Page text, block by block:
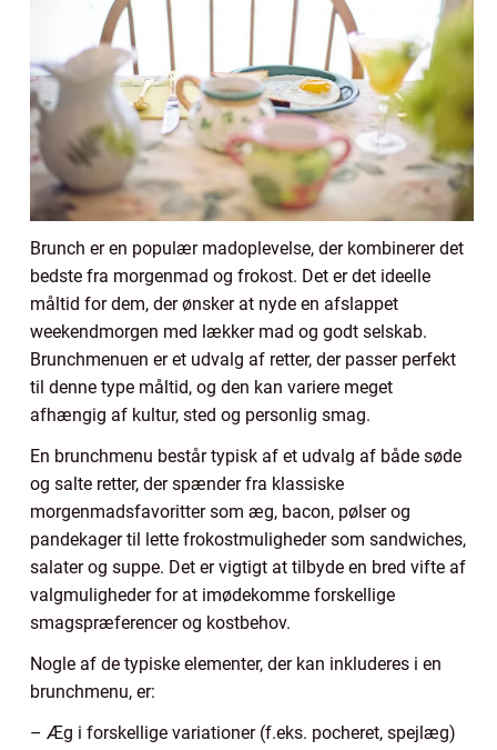
Brunch er en populær madoplevelse, der kombinerer det
bedste fra morgenmad og frokost. Det er det ideelle
måltid for dem, der ønsker at nyde en afslappet
weekendmorgen med lækker mad og godt selskab.
Brunchmenuen er et udvalg af retter, der passer perfekt
til denne type måltid, og den kan variere meget
afhængig af kultur, sted og personlig smag.
En brunchmenu består typisk af et udvalg af både søde
og salte retter, der spænder fra klassiske
morgenmadsfavoritter som æg, bacon, pølser og
pandekager til lette frokostmuligheder som sandwiches,
salater og suppe. Det er vigtigt at tilbyde en bred vifte af
valgmuligheder for at imødekomme forskellige
smagspræferencer og kostbehov.
Nogle af de typiske elementer, der kan inkluderes i en
brunchmenu, er:
– Æg i forskellige variationer (f.eks. pocheret, spejlæg)